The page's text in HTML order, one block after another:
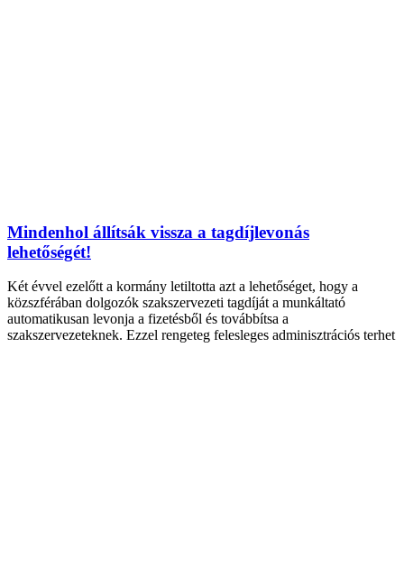
Mindenhol állítsák vissza a tagdíjlevonás
lehetőségét!
Két évvel ezelőtt a kormány letiltotta azt a lehetőséget, hogy a
közszférában dolgozók szakszervezeti tagdíját a munkáltató
automatikusan levonja a fizetésből és továbbítsa a
szakszervezeteknek. Ezzel rengeteg felesleges adminisztrációs terhet